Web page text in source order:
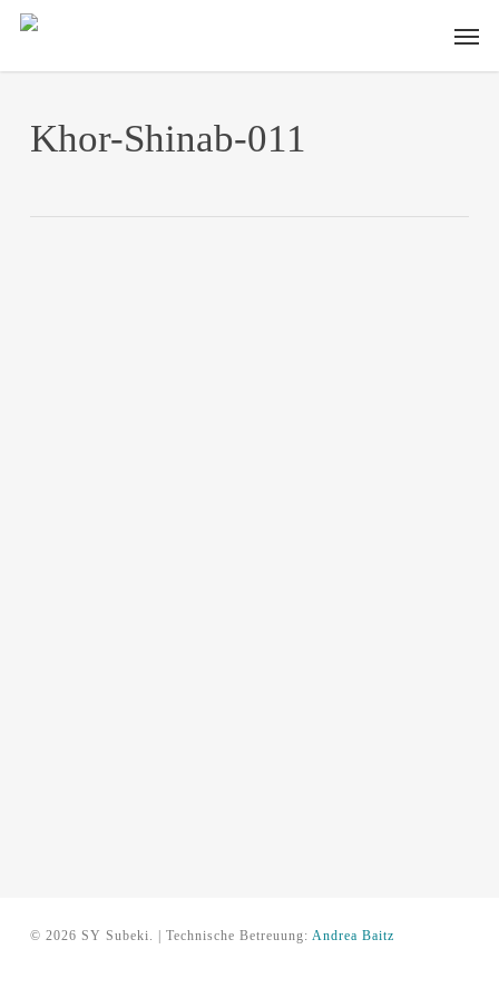
Skip
main
Khor-Shinab-011
© 2026 SY Subeki. | Technische Betreuung: Andrea Baitz